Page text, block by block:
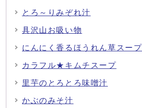
とろ～りみぞれ汁
具沢山お吸い物
にんにく香るほうれん草スープ
カラフル★キムチスープ
里芋のとろとろ味噌汁
かぶのみそ汁